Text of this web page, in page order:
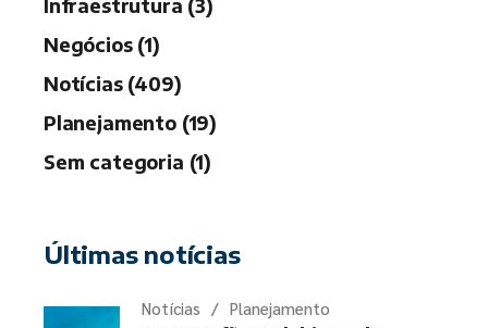
Infraestrutura (3)
Negócios (1)
Notícias (409)
Planejamento (19)
Sem categoria (1)
Últimas notícias
Notícias Planejamento